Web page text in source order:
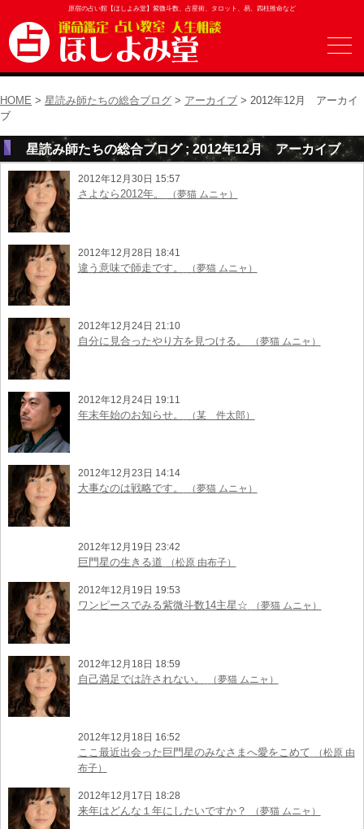
原宿の占い館【ほしよみ堂】紫微斗数、占星術、タロット、易、四柱推命など
HOME > 星読み師たちの総合ブログ > アーカイブ > 2012年12月 アーカイ
ブ
星読み師たちの総合ブログ ; 2012年12月 アーカイブ
2012年12月30日 15:57
さよなら2012年。 （夢猫 ムニャ）
2012年12月28日 18:41
違う意味で師走です。 （夢猫 ムニャ）
2012年12月24日 21:10
自分に見合ったやり方を見つける。 （夢猫 ムニャ）
2012年12月24日 19:11
年末年始のお知らせ。 （某 件太郎）
2012年12月23日 14:14
大事なのは戦略です。 （夢猫 ムニャ）
2012年12月19日 23:42
巨門星の生きる道 （松原 由布子）
2012年12月19日 19:53
ワンピースでみる紫微斗数14主星☆ （夢猫 ムニャ）
2012年12月18日 18:59
自己満足では許されない。 （夢猫 ムニャ）
2012年12月18日 16:52
ここ最近出会った巨門星のみなさまへ愛をこめて
（松原 由
布子）
2012年12月17日 18:28
来年はどんな１年にしたいですか？ （夢猫 ムニャ）